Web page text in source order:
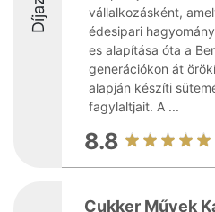
vállalkozásként,
édesipari
es alapítása óta a
generációkon át
alapján készíti
fagylaltjait. A ...
8.8
Cukker Művek